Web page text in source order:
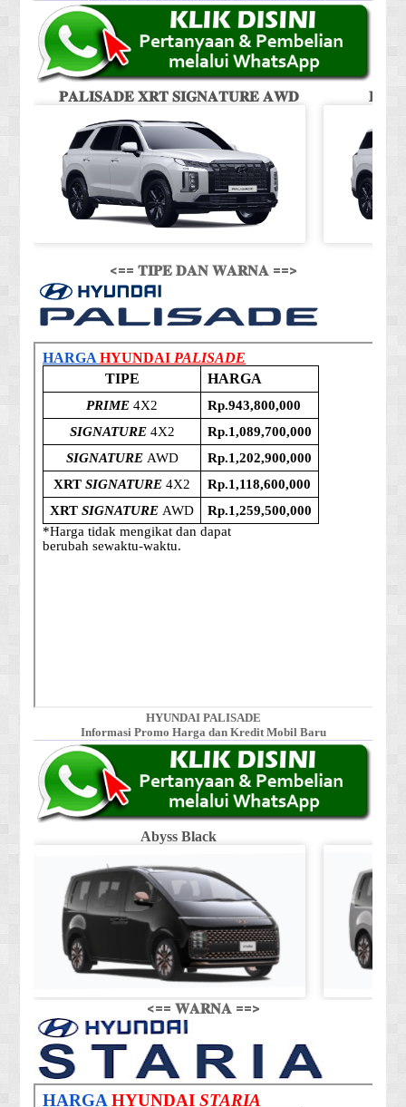
𝐏𝐀𝐋𝐈𝐒𝐀𝐃𝐄 𝐗𝐑𝐓 𝐒𝐈𝐆𝐍𝐀𝐓𝐔𝐑𝐄 𝐀𝐖𝐃
<== 𝐓𝐈𝐏𝐄 𝐃𝐀𝐍 𝐖𝐀𝐑𝐍𝐀 ==>
HYUNDAI PALISADE
Informasi Promo Harga dan Kredit Mobil Baru
Abyss Black
<== 𝐖𝐀𝐑𝐍𝐀 ==>